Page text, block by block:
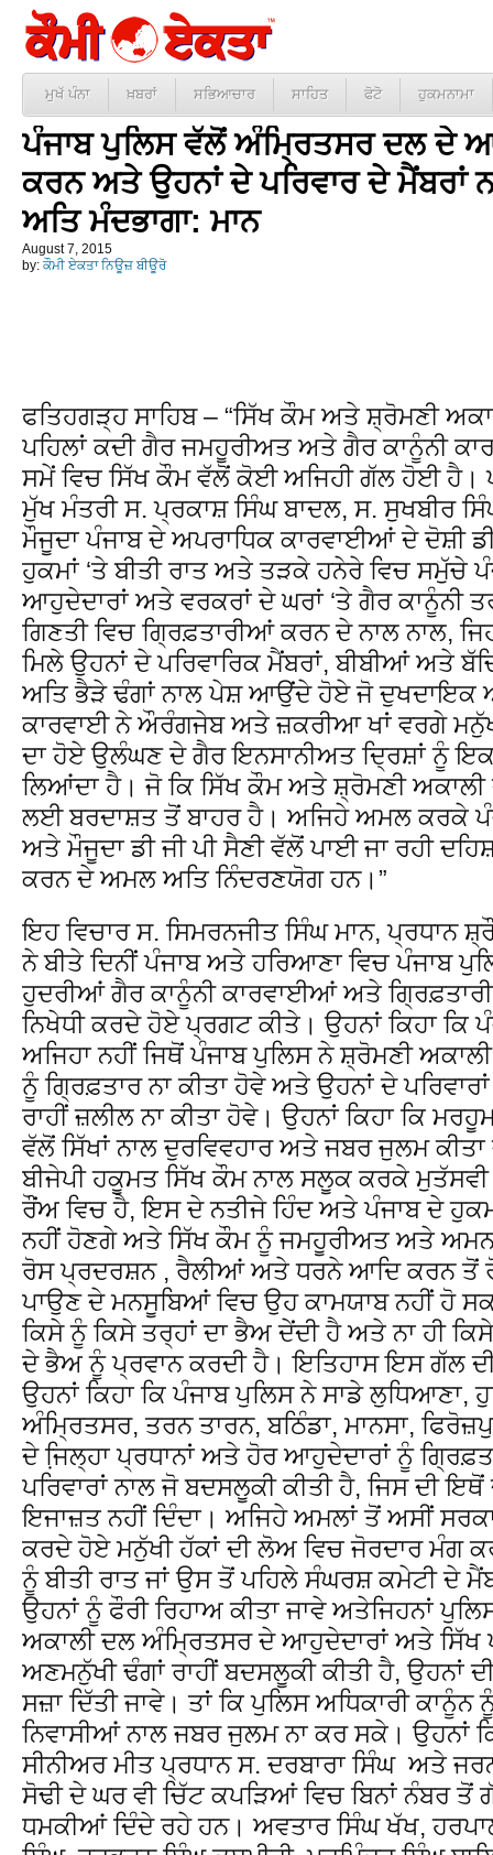
ਮੁਖੱ ਪੰਨਾ ਖ਼ਬਰਾਂ ਸਭਿਆਚਾਰ ਸਾਹਿਤ ਫੋਟੋ ਹੁਕਮਨਾਮਾ
ਪੰਜਾਬ ਪੁਲਿਸ ਵੱਲੋਂ ਅੰਮ੍ਰਿਤਸਰ ਦਲ ਦੇ
ਕਰਨ ਅਤੇ ਉਹਨਾਂ ਦੇ ਪਰਿਵਾਰ ਦੇ ਮੈਂਬਰਾਂ
ਅਤਿ ਮੰਦਭਾਗਾ: ਮਾਨ
August 7, 2015
by: ਕੌਮੀ ਏਕਤਾ ਨਿਊਜ਼ ਬੀਊਰੋ
ਫਤਿਹਗੜ੍ਹ ਸਾਹਿਬ – “ਸਿੱਖ ਕੌਮ ਅਤੇ ਸ਼੍ਰੋਮਣੀ
ਪਹਿਲਾਂ ਕਦੀ ਗੈਰ ਜਮਹੂਰੀਅਤ ਅਤੇ ਗੈਰ ਕਾਨੂੰਨੀ
ਸਮੇਂ ਵਿਚ ਸਿੱਖ ਕੌਮ ਵੱਲੋਂ ਕੋਈ ਅਜਿਹੀ ਗੱਲ ਹੋਈ ਹੈ।
ਮੁੱਖ ਮੰਤਰੀ ਸ. ਪ੍ਰਕਾਸ਼ ਸਿੰਘ ਬਾਦਲ, ਸ. ਸੁਖਬੀਰ
ਮੌਜੂਦਾ ਪੰਜਾਬ ਦੇ ਅਪਰਾਧਿਕ ਕਾਰਵਾਈਆਂ ਦੇ ਦੋਸ਼ੀ
ਹੁਕਮਾਂ ‘ਤੇ ਬੀਤੀ ਰਾਤ ਅਤੇ ਤੜਕੇ ਹਨੇਰੇ ਵਿਚ ਸਮੁੱਚੇ
ਆਹੁਦੇਦਾਰਾਂ ਅਤੇ ਵਰਕਰਾਂ ਦੇ ਘਰਾਂ ‘ਤੇ ਗੈਰ ਕਾਨੂੰਨੀ
ਗਿਣਤੀ ਵਿਚ ਗ੍ਰਿਫ਼ਤਾਰੀਆਂ ਕਰਨ ਦੇ ਨਾਲ ਨਾਲ,
ਮਿਲੇ ਉਹਨਾਂ ਦੇ ਪਰਿਵਾਰਿਕ ਮੈਂਬਰਾਂ, ਬੀਬੀਆਂ ਅਤੇ
ਅਤਿ ਭੈੜੇ ਢੰਗਾਂ ਨਾਲ ਪੇਸ਼ ਆਉਂਦੇ ਹੋਏ ਜੋ ਦੁਖਦਾਇਕ
ਕਾਰਵਾਈ ਨੇ ਔਰੰਗਜੇਬ ਅਤੇ ਜ਼ਕਰੀਆ ਖਾਂ ਵਰਗੇ
ਦਾ ਹੋਏ ਉਲੰਘਣ ਦੇ ਗੈਰ ਇਨਸਾਨੀਅਤ ਦ੍ਰਿਸ਼ਾਂ ਨੂੰ ਇਕ
ਲਿਆਂਦਾ ਹੈ। ਜੋ ਕਿ ਸਿੱਖ ਕੌਮ ਅਤੇ ਸ਼੍ਰੋਮਣੀ
ਲਈ ਬਰਦਾਸ਼ਤ ਤੋਂ ਬਾਹਰ ਹੈ। ਅਜਿਹੇ ਅਮਲ ਕਰਕੇ
ਅਤੇ ਮੌਜੂਦਾ ਡੀ ਜੀ ਪੀ ਸੈਣੀ ਵੱਲੋਂ ਪਾਈ ਜਾ ਰਹੀ
ਕਰਨ ਦੇ ਅਮਲ ਅਤਿ ਨਿੰਦਰਣਯੋਗ ਹਨ।”
ਇਹ ਵਿਚਾਰ ਸ. ਸਿਮਰਨਜੀਤ ਸਿੰਘ ਮਾਨ, ਪ੍ਰਧਾਨ
ਨੇ ਬੀਤੇ ਦਿਨੀਂ ਪੰਜਾਬ ਅਤੇ ਹਰਿਆਣਾ ਵਿਚ
ਹੁਦਰੀਆਂ ਗੈਰ ਕਾਨੂੰਨੀ ਕਾਰਵਾਈਆਂ ਅਤੇ
ਨਿਖੇਧੀ ਕਰਦੇ ਹੋਏ ਪ੍ਰਗਟ ਕੀਤੇ। ਉਹਨਾਂ ਕਿਹਾ ਕਿ
ਅਜਿਹਾ ਨਹੀਂ ਜਿਥੋਂ ਪੰਜਾਬ ਪੁਲਿਸ ਨੇ ਸ਼੍ਰੋਮਣੀ
ਨੂੰ ਗ੍ਰਿਫ਼ਤਾਰ ਨਾ ਕੀਤਾ ਹੋਵੇ ਅਤੇ ਉਹਨਾਂ ਦੇ
ਰਾਹੀਂ ਜ਼ਲੀਲ ਨਾ ਕੀਤਾ ਹੋਵੇ। ਉਹਨਾਂ ਕਿਹਾ ਕਿ
ਵੱਲੋਂ ਸਿੱਖਾਂ ਨਾਲ ਦੁਰਵਿਵਹਾਰ ਅਤੇ ਜਬਰ ਜੁਲਮ ਕੀਤਾ
ਬੀਜੇਪੀ ਹਕੂਮਤ ਸਿੱਖ ਕੌਮ ਨਾਲ ਸਲੂਕ ਕਰਕੇ
ਰੌਂਅ ਵਿਚ ਹੈ, ਇਸ ਦੇ ਨਤੀਜੇ ਹਿੰਦ ਅਤੇ ਪੰਜਾਬ ਦੇ
ਨਹੀਂ ਹੋਣਗੇ ਅਤੇ ਸਿੱਖ ਕੌਮ ਨੂੰ ਜਮਹੂਰੀਅਤ ਅਤੇ ਅਮਨ
ਰੋਸ ਪ੍ਰਦਰਸ਼ਨ , ਰੈਲੀਆਂ ਅਤੇ ਧਰਨੇ ਆਦਿ ਕਰਨ ਤੋਂ
ਪਾਉਣ ਦੇ ਮਨਸੂਬਿਆਂ ਵਿਚ ਉਹ ਕਾਮਯਾਬ ਨਹੀਂ ਹੋ
ਕਿਸੇ ਨੂੰ ਕਿਸੇ ਤਰ੍ਹਾਂ ਦਾ ਭੈਅ ਦੇਂਦੀ ਹੈ ਅਤੇ ਨਾ ਹੀ
ਦੇ ਭੈਅ ਨੂੰ ਪ੍ਰਵਾਨ ਕਰਦੀ ਹੈ। ਇਤਿਹਾਸ ਇਸ ਗੱਲ
ਉਹਨਾਂ ਕਿਹਾ ਕਿ ਪੰਜਾਬ ਪੁਲਿਸ ਨੇ ਸਾਡੇ
ਅੰਮ੍ਰਿਤਸਰ, ਤਰਨ ਤਾਰਨ, ਬਠਿੰਡਾ, ਮਾਨਸਾ,
ਦੇ ਜਿ਼ਲ੍ਹਾ ਪ੍ਰਧਾਨਾਂ ਅਤੇ ਹੋਰ ਆਹੁਦੇਦਾਰਾਂ ਨੂੰ
ਪਰਿਵਾਰਾਂ ਨਾਲ ਜੋ ਬਦਸਲੂਕੀ ਕੀਤੀ ਹੈ, ਜਿਸ ਦੀ
ਇਜਾਜ਼ਤ ਨਹੀਂ ਦਿੰਦਾ। ਅਜਿਹੇ ਅਮਲਾਂ ਤੋਂ ਅਸੀਂ
ਕਰਦੇ ਹੋਏ ਮਨੁੱਖੀ ਹੱਕਾਂ ਦੀ ਲੋਅ ਵਿਚ ਜੋਰਦਾਰ ਮੰਗ
ਨੂੰ ਬੀਤੀ ਰਾਤ ਜਾਂ ਉਸ ਤੋਂ ਪਹਿਲੇ ਸੰਘਰਸ਼ ਕਮੇਟੀ ਦੇ
ਉਹਨਾਂ ਨੂੰ ਫੌਰੀ ਰਿਹਾਅ ਕੀਤਾ ਜਾਵੇ ਅਤੇਜਿਹਨਾਂ
ਅਕਾਲੀ ਦਲ ਅੰਮ੍ਰਿਤਸਰ ਦੇ ਆਹੁਦੇਦਾਰਾਂ ਅਤੇ ਸਿੱਖ
ਅਣਮਨੁੱਖੀ ਢੰਗਾਂ ਰਾਹੀਂ ਬਦਸਲੂਕੀ ਕੀਤੀ ਹੈ, ਉਹਨਾਂ
ਸਜ਼ਾ ਦਿੱਤੀ ਜਾਵੇ। ਤਾਂ ਕਿ ਪੁਲਿਸ ਅਧਿਕਾਰੀ
ਨਿਵਾਸੀਆਂ ਨਾਲ ਜਬਰ ਜੁਲਮ ਨਾ ਕਰ ਸਕੇ। ਉਹਨਾਂ
ਸੀਨੀਅਰ ਮੀਤ ਪ੍ਰਧਾਨ ਸ. ਦਰਬਾਰਾ ਸਿੰਘ ਅਤੇ
ਸੋਢੀ ਦੇ ਘਰ ਵੀ ਚਿੱਟ ਕਪੜਿਆਂ ਵਿਚ ਬਿਨਾਂ ਨੰਬਰ
ਧਮਕੀਆਂ ਦਿੰਦੇ ਰਹੇ ਹਨ। ਅਵਤਾਰ ਸਿੰਘ ਖੱਖ,